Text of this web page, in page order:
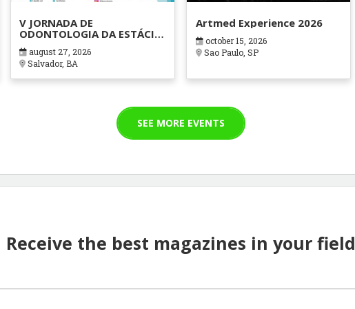
V JORNADA DE
ODONTOLOGIA DA ESTÁCIO
BAHIA
august 27, 2026
Salvador, BA
Artmed Experience 2026
october 15, 2026
Sao Paulo, SP
SEE MORE EVENTS
Receive the best magazines in your field